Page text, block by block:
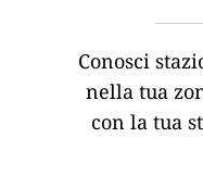
Conosci
nella tua
con la tua